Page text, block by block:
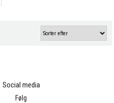
Social media
Følg